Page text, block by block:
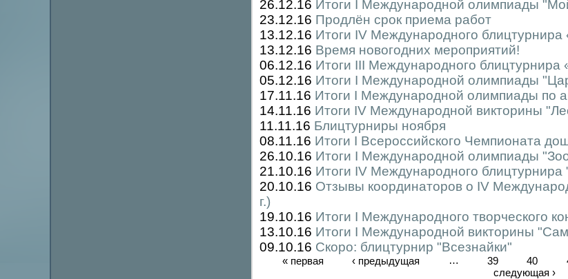
26.12.16 Итоги I Международной олимпиады
23.12.16 Продлён срок приема работ
13.12.16 Итоги IV Международного
13.12.16 Время новогодних мероприятий!
06.12.16 Итоги III Международного блицтурнира
05.12.16 Итоги I Международной олимпиады
17.11.16 Итоги I Международной олимпиады по
14.11.16 Итоги IV Международной викторины
11.11.16 Блицтурниры ноября
08.11.16 Итоги I Всероссийского Чемпионата
26.10.16 Итоги I Международной олимпиады
21.10.16 Итоги IV Международного блицтурнира
20.10.16 Отзывы координаторов о IV
г.)
19.10.16 Итоги I Международного творческого
13.10.16 Итоги I Международной викторины
09.10.16 Скоро: блицтурнир "Всезнайки"
« первая ‹ предыдущая … 39 40
следующая ›